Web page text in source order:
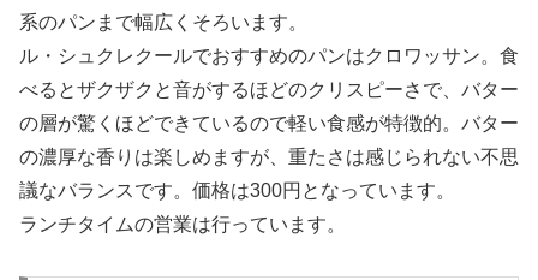
系のパンまで幅広くそろいます。
ル・シュクレクールでおすすめのパンはクロワッサン。食
べるとザクザクと音がするほどのクリスピーさで、バター
の層が驚くほどできているので軽い食感が特徴的。バター
の濃厚な香りは楽しめますが、重たさは感じられない不思
議なバランスです。価格は300円となっています。
ランチタイムの営業は行っています。